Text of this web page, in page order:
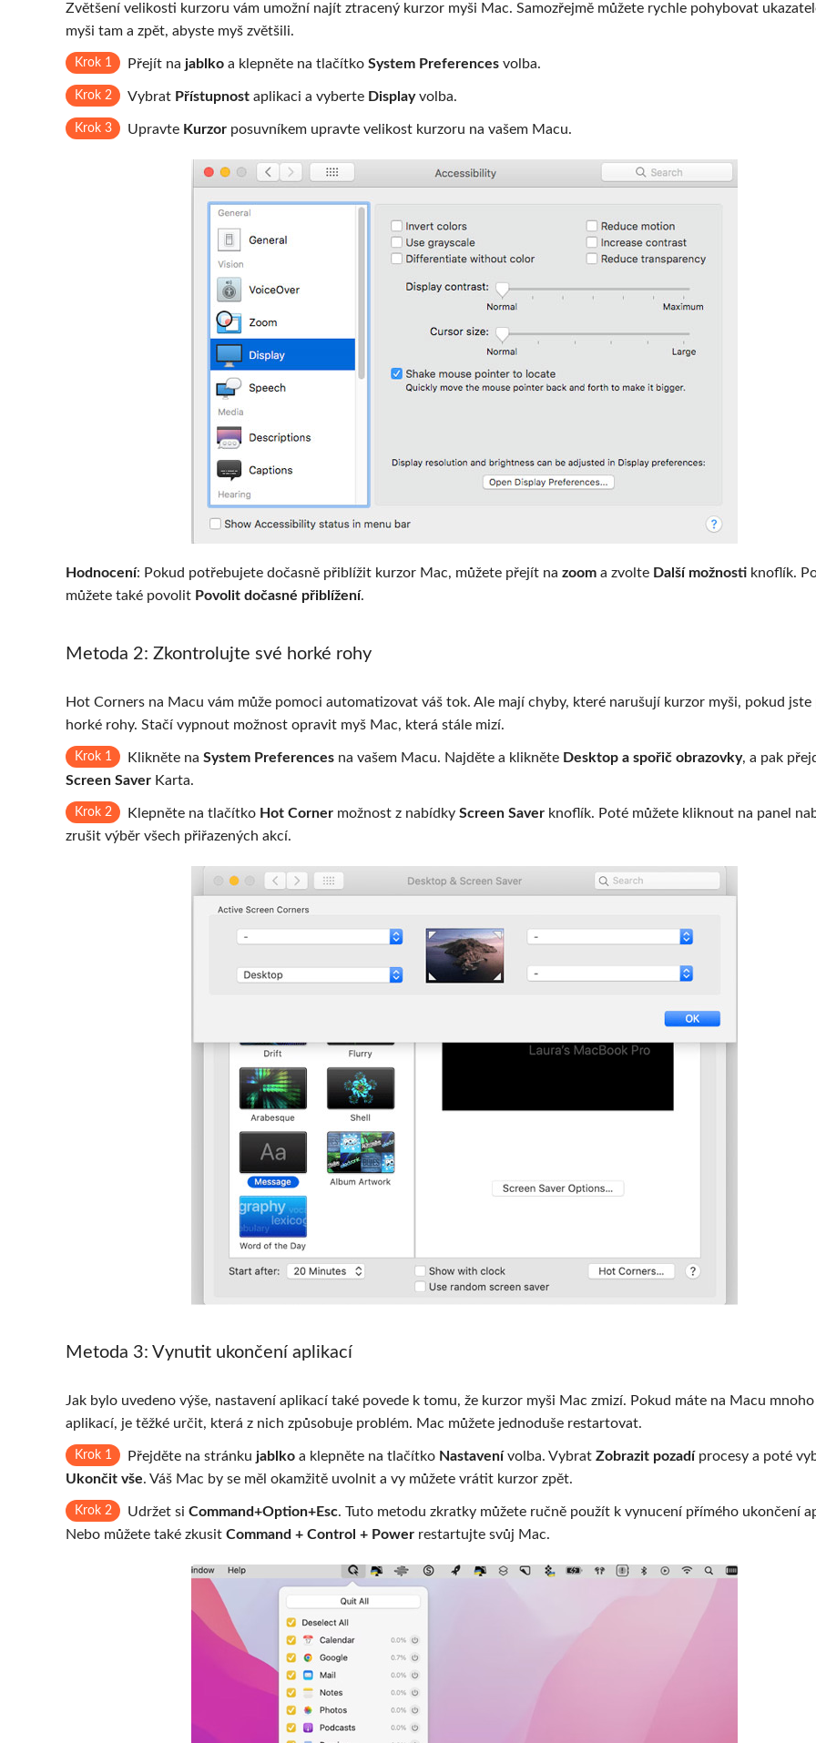
Zvětšení velikosti kurzoru vám umožní najít ztracený kurzor myši Mac. Samozřejmě můžete rychle pohybovat
myši tam a zpět, abyste myš zvětšili.
Krok 1 Přejít na jablko a klepněte na tlačítko System Preferences volba.
Krok 2 Vybrat Přístupnost aplikaci a vyberte Displayvolba.
Krok 3 Upravte Kurzor posuvníkem upravte velikost kurzoru na vašem Macu.
Hodnocení: Pokud potřebujete dočasně přiblížit kurzor Mac, můžete přejít na zoom a zvolte Další možnosti knoflík.
můžete také povolit Povolit dočasné přiblížení.
Metoda 2: Zkontrolujte své horké rohy
Hot Corners na Macu vám může pomoci automatizovat váš tok. Ale mají chyby, které narušují kurzor myši, pokud
horké rohy. Stačí vypnout možnost opravit myš Mac, která stále mizí.
Krok 1 Klikněte na System Preferences na vašem Macu. Najděte a klikněte Desktop a spořič obrazovky, a pak
Screen Saver Karta.
Krok 2 Klepněte na tlačítko Hot Corner možnost z nabídky Screen Saver knoflík. Poté můžete kliknout na panel
zrušit výběr všech přiřazených akcí.
Metoda 3: Vynutit ukončení aplikací
Jak bylo uvedeno výše, nastavení aplikací také povede k tomu, že kurzor myši Mac zmizí. Pokud máte na Macu mnoho
aplikací, je těžké určit, která z nich způsobuje problém. Mac můžete jednoduše restartovat.
Krok 1 Přejděte na stránku jablko a klepněte na tlačítko Nastavenívolba. Vybrat Zobrazit pozadíprocesy a poté
Ukončit vše. Váš Mac by se měl okamžitě uvolnit a vy můžete vrátit kurzor zpět.
Krok 2 Udržet si Command+Option+Esc. Tuto metodu zkratky můžete ručně použít k vynucení přímého ukončení
Nebo můžete také zkusit Command + Control + Power restartujte svůj Mac.